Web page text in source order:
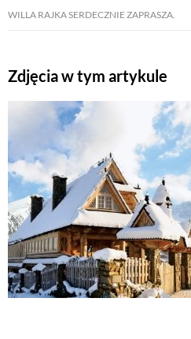
WILLA RAJKA SERDECZNIE ZAPRASZA.
Zdjęcia w tym artykule
EKO
ZWIERZĘTA
ZWIERZĘTA